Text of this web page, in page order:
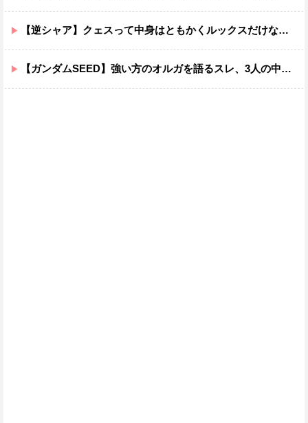
【逆シャア】クェスって中身はともかくルックスだけなら最高だな
【ガンダムSEED】強い方のオルガを語るスレ、3人の中でも強化は一番されてない方